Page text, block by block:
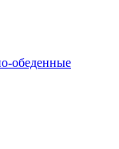
обеденные